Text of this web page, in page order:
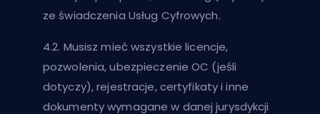
ze świadczenia Usług Cyfrowych.
4.2. Musisz mieć wszystkie licencje,
pozwolenia, ubezpieczenie OC (jeśli
dotyczy), rejestracje, certyfikaty i inne
dokumenty wymagane w danej jurysdykcji